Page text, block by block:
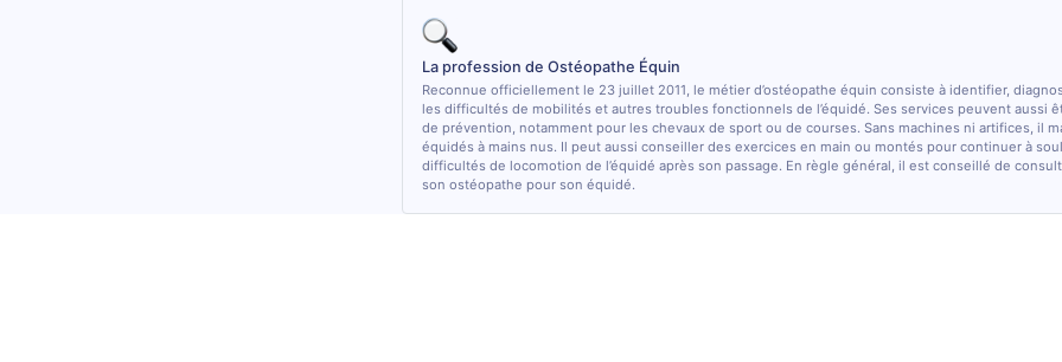
La profession de Ostéopathe Équin
Reconnue officiellement le 23 juillet 2011, le métier d’ostéopathe équin consiste à identifier,
les difficultés de mobilités et autres troubles fonctionnels de l’équidé. Ses services peuvent aussi
de prévention, notamment pour les chevaux de sport ou de courses. Sans machines ni artifices, il
équidés à mains nus. Il peut aussi conseiller des exercices en main ou montés pour continuer à
difficultés de locomotion de l’équidé après son passage. En règle général, il est conseillé de
son ostéopathe pour son équidé.